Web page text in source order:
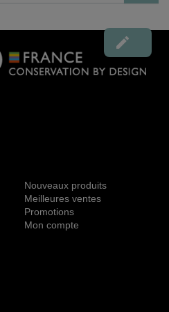

Nouveaux produits
Meilleures ventes
Promotions
Mon compte